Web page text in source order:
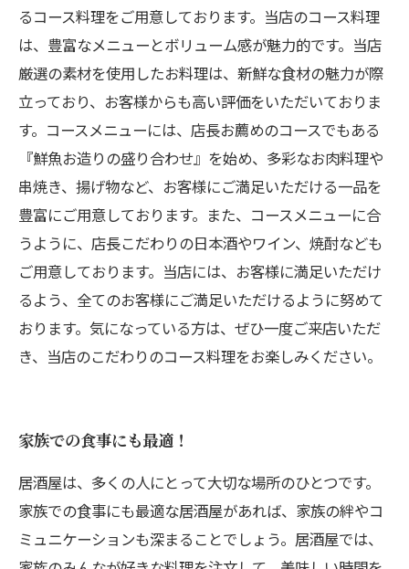
るコース料理をご用意しております。当店のコース料理
は、豊富なメニューとボリューム感が魅力的です。当店
厳選の素材を使用したお料理は、新鮮な食材の魅力が際
立っており、お客様からも高い評価をいただいておりま
す。コースメニューには、店長お薦めのコースでもある
『鮮魚お造りの盛り合わせ』を始め、多彩なお肉料理や
串焼き、揚げ物など、お客様にご満足いただける一品を
豊富にご用意しております。また、コースメニューに合
うように、店長こだわりの日本酒やワイン、焼酎なども
ご用意しております。当店には、お客様に満足いただけ
るよう、全てのお客様にご満足いただけるように努めて
おります。気になっている方は、ぜひ一度ご来店いただ
き、当店のこだわりのコース料理をお楽しみください。
家族での食事にも最適！
居酒屋は、多くの人にとって大切な場所のひとつです。
家族での食事にも最適な居酒屋があれば、家族の絆やコ
ミュニケーションも深まることでしょう。居酒屋では、